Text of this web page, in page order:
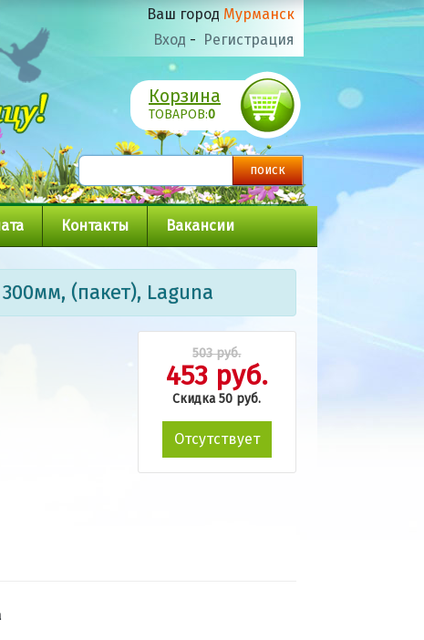
Ваш город Мурманск
Вход - Регистрация
Корзина
ТОВАРОВ:0
Контакты Вакансии
(пакет), Laguna
503 руб.
453 руб.
Скидка 50 руб.
Отсутствует